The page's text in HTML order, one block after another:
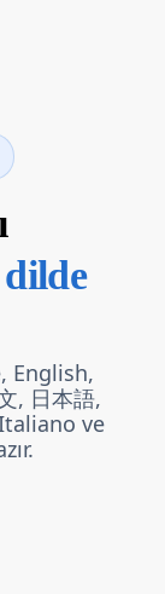
English,
, 日本語,
ve